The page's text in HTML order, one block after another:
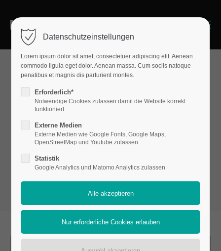
Hoverimag
e
Datenschutzeinstellungen
Lorem ipsum dolor sit amet, consectetuer adipiscing elit. Aenean
commodo ligula eget dolor. Aenean massa. Cum sociis natoque
penatibus et magnis dis parturient montes.
Erforderlich*
Notwendige Cookies zulassen damit die Website korrekt
funktioniert
Externe Medien
Externe Medien wie Google Fonts, Google Maps,
OpenStreetMap und Youtube zulassen
Statistik
Google Analytics und Matomo Analytics zulassen